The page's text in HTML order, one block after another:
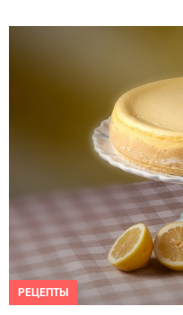
РЕЦЕПТЫ